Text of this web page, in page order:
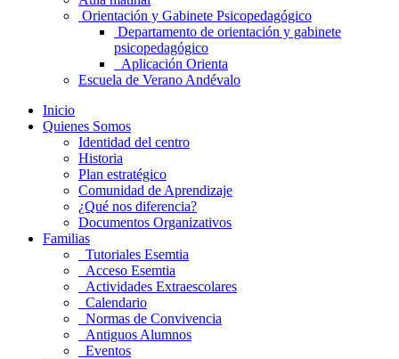
Orientación y Gabinete Psicopedagógico
Departamento de orientación y gabinete
psicopedagógico
Aplicación Orienta
Escuela de Verano Andévalo
Inicio
Quienes Somos
Identidad del centro
Historia
Plan estratégico
Comunidad de Aprendizaje
¿Qué nos diferencia?
Documentos Organizativos
Familias
Tutoriales Esemtia
Acceso Esemtia
Actividades Extraescolares
Calendario
Normas de Convivencia
Antiguos Alumnos
Eventos